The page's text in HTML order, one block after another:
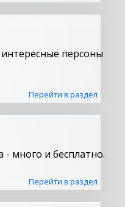
персоны
Перейти в раздел
- много и бесплатно.
Перейти в раздел